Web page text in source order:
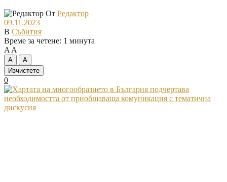
От Редактор
09.11.2023
В Събития
Време за четене: 1 минута
A A
A
A
Изчистете
0